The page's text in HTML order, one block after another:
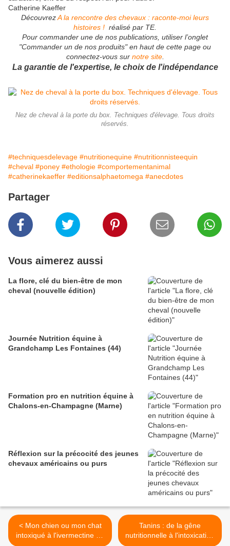
Catherine Kaeffer
DécouvrezA la rencontre des chevaux : raconte-moi leurs
histoires ! réalisé par TE.
Pour commander une de nos publications, utiliser l’onglet
"Commander un de nos produits" en haut de cette page ou
connectez-vous sur notre site.
La garantie de l'expertise, le choix de l'indépendance
Nez de cheval à la porte du box. Techniques d'élevage. Tous droits
réservés.
#techniquesdelevage #nutritionequine #nutritionnisteequin
#cheval #poney #ethologie #comportementanimal
#catherinekaeffer #editionsalphaetomega #anecdotes
Partager
Vous aimerez aussi
La flore, clé du bien-être de mon
cheval (nouvelle édition)
Journée Nutrition équine à
Grandchamp Les Fontaines (44)
Formation pro en nutrition équine à
Chalons-en-Champagne (Marne)
Réflexion sur la précocité des jeunes
chevaux américains ou purs
< Mon chien ou mon chat
intoxiqué à l'ivermectine de
Tanins : de la gêne
nutritionnelle à l'intoxication